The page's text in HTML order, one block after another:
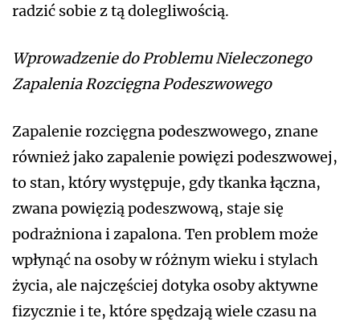
radzić sobie z tą dolegliwością.
Wprowadzenie do Problemu Nieleczonego
Zapalenia Rozcięgna Podeszwowego
Zapalenie rozcięgna podeszwowego, znane
również jako zapalenie powięzi podeszwowej,
to stan, który występuje, gdy tkanka łączna,
zwana powięzią podeszwową, staje się
podrażniona i zapalona. Ten problem może
wpłynąć na osoby w różnym wieku i stylach
życia, ale najczęściej dotyka osoby aktywne
fizycznie i te, które spędzają wiele czasu na